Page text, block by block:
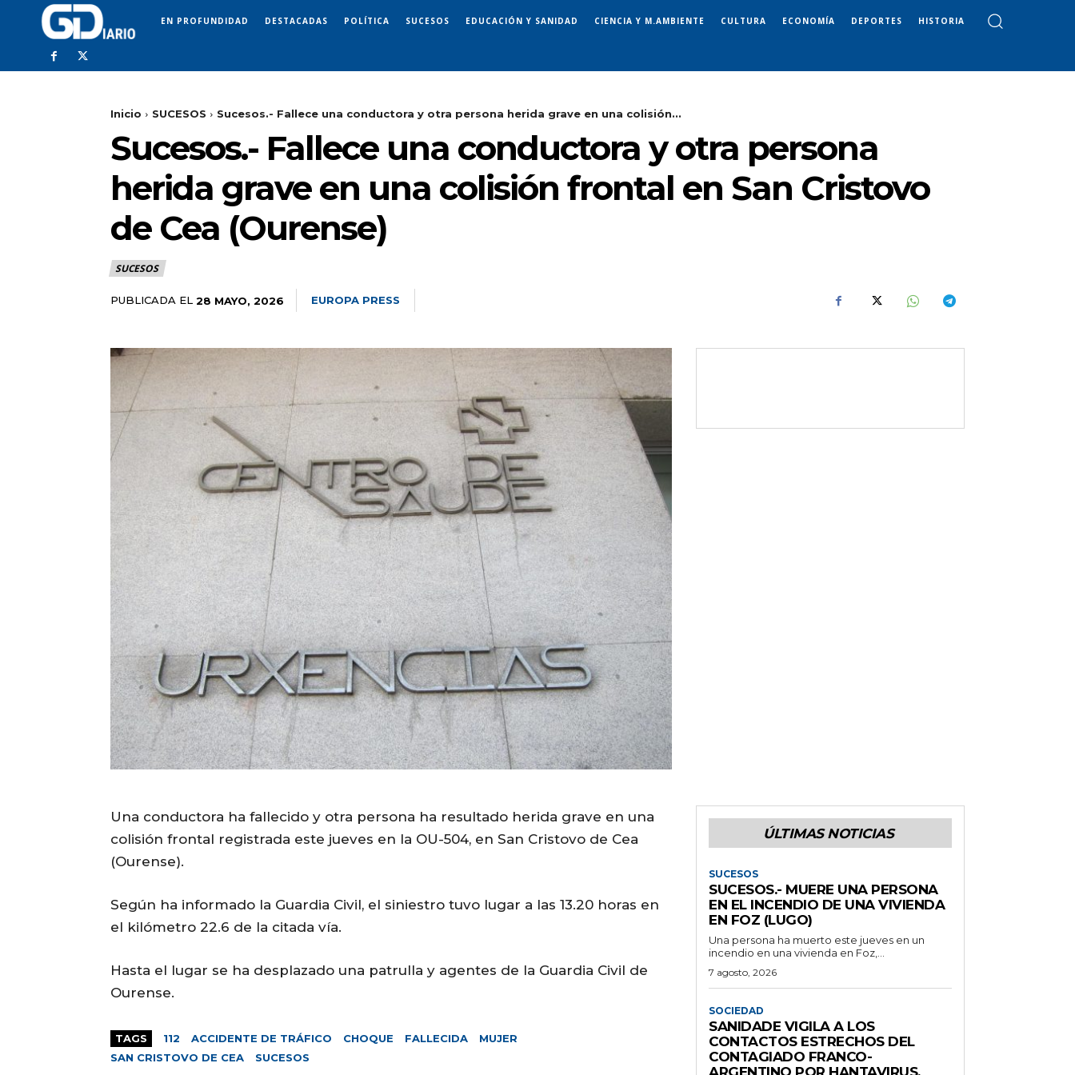
EN PROFUNDIDAD DESTACADAS POLÍTICA SUCESOS EDUCACIÓN Y SANIDAD CIENCIA Y M.AMBIENTE CULTURA ECONOMÍA DEPORTES HISTORIA
Inicio SUCESOS Sucesos.- Fallece una conductora y otra persona herida grave en una colisión...
Sucesos.- Fallece una conductora y otra persona
herida grave en una colisión frontal en San Cristovo
de Cea (Ourense)
SUCESOS
PUBLICADA EL 28 MAYO, 2026 EUROPA PRESS
Una conductora ha fallecido y otra persona ha resultado herida grave en una
colisión frontal registrada este jueves en la OU-504, en San Cristovo de Cea
(Ourense).
Según ha informado la Guardia Civil, el siniestro tuvo lugar a las 13.20 horas en
el kilómetro 22.6 de la citada vía.
Hasta el lugar se ha desplazado una patrulla y agentes de la Guardia Civil de
Ourense.
TAGS 112 ACCIDENTE DE TRÁFICO CHOQUE FALLECIDA
MUJER
SAN CRISTOVO DE CEA
SUCESOS
ÚLTIMAS NOTICIAS
SUCESOS
SUCESOS.- MUERE UNA PERSONA
EN EL INCENDIO DE UNA VIVIENDA
EN FOZ (LUGO)
Una persona ha muerto este jueves en un
incendio en una vivienda en Foz,...
7 agosto, 2026
SOCIEDAD
SANIDADE VIGILA A LOS
CONTACTOS ESTRECHOS DEL
CONTAGIADO FRANCO-
ARGENTINO POR HANTAVIRUS,